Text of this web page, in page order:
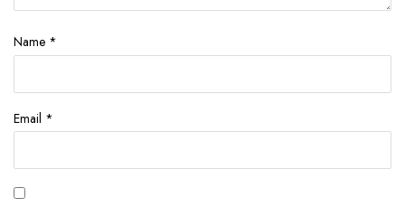
Name *
Email *